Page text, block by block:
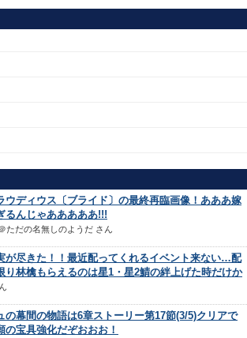
ウディウス〔ブライド〕の最終再臨画像！あああ嫁
るんじゃあああああ!!!
ただの名無しのようだ さん
が尽きた！！最近配ってくれるイベント来ない…配
り林檎もらえるのは星1・星2鯖の絆上げた時だけか
の幕間の物語は6章ストーリー第17節(3/5)クリアで
の宝具強化だぞおおお！